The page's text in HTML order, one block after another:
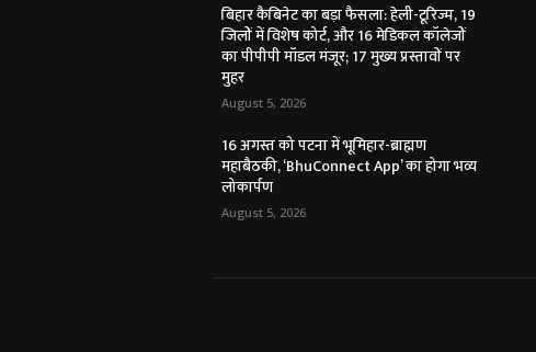
बिहार कैबिनेट का बड़ा फैसला: हेली-टूरिज्म, 19
जिलों में विशेष कोर्ट, और 16 मेडिकल कॉलेजों
का पीपीपी मॉडल मंजूर; 17 मुख्य प्रस्तावों पर
मुहर
August 5, 2026
16 अगस्त को पटना में भूमिहार-ब्राह्मण
महाबैठकी, ‘BhuConnect App’ का होगा भव्य
लोकार्पण
August 5, 2026